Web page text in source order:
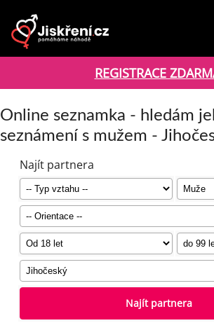
REGISTRACE
Online seznamka - hledám
seznámení s mužem -
Najít partnera
Najít partnera